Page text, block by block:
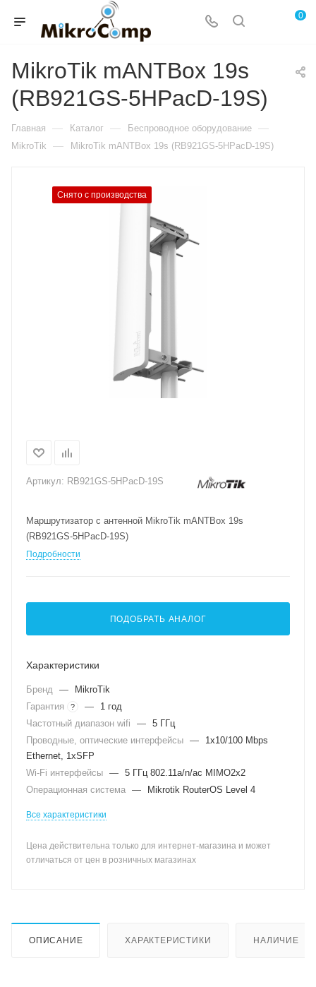
0
MikroTik mANTBox 19s
(RB921GS-5HPacD-19S)
Главная — Каталог — Беспроводное оборудование —
MikroTik — MikroTik mANTBox 19s (RB921GS-5HPacD-19S)
Снято с производства
Артикул: RB921GS-5HPacD-19S
Маршрутизатор с антенной MikroTik mANTBox 19s
(RB921GS-5HPacD-19S)
Подробности
ПОДОБРАТЬ АНАЛОГ
Характеристики
Бренд —
MikroTik
Гарантия
? —
1 год
Частотный диапазон wifi
— 5 ГГц
Проводные, оптические интерфейсы —
1x10/100 Mbps
Ethernet, 1xSFP
Wi-Fi интерфейсы — 5 ГГц 802.11a/n/ac MIMO2x2
Операционная система — Mikrotik RouterOS Level 4
Все характеристики
Цена действительна только для интернет-магазина и может
отличаться от цен в розничных магазинах
ОПИСАНИЕ ХАРАКТЕРИСТИКИ НАЛИЧИЕ